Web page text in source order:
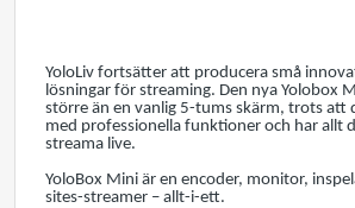
YoloLiv fortsätter att producera små
lösningar för streaming. Den nya Yolobox
större än en vanlig 5-tums skärm, trots att
med professionella funktioner och har allt
streama live.
YoloBox Mini är en encoder, monitor,
sites-streamer – allt-i-ett.